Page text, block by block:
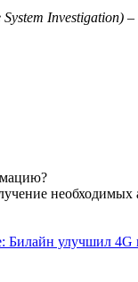
Билайн улучшил